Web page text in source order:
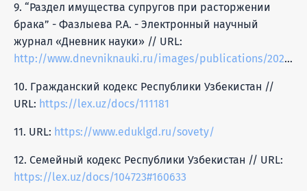
9. “Раздел имущества супругов при расторжении
брака” - Фазлыева Р.А. - Электронный научный
журнал «Дневник науки» // URL:
http://www.dnevniknauki.ru/images/publications/2020/3/law/Fazlev.pdf
10. Гражданский кодекс Республики Узбекистан //
URL: https://lex.uz/docs/111181
11. URL: https://www.eduklgd.ru/sovety/
12. Семейный кодекс Республики Узбекистан // URL:
https://lex.uz/docs/104723#160633